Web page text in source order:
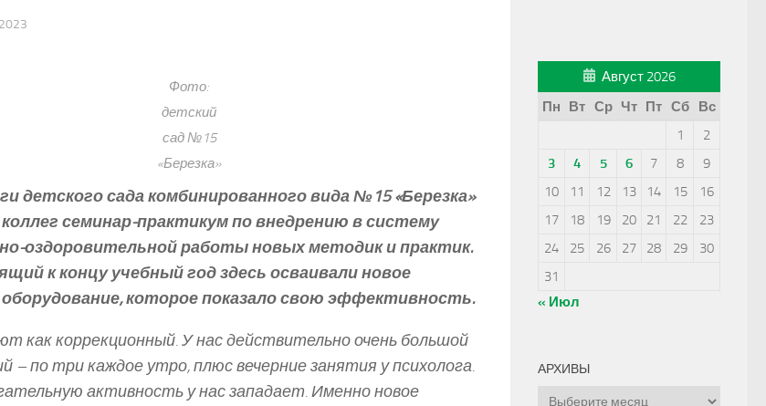
Фото:
детский
сад №15
«Березка»
детского сада комбинированного вида №15 «Березка»
семинар­-практикум по внедрению в систему
­оздоровительной работы новых методик и практик.
к концу учебный год здесь осваивали новое
которое показало свою эффективность.
как коррекционный. У нас действительно очень большой
– по три каждое утро, плюс вечерние занятия у психолога.
активность у нас западает. Именно новое
Август 2026
Пн
Вт Ср Чт Пт Сб
Вс
1
2
3
4 5 6 7 8
9
10
11 12 13 14 15
16
17
18 19 20 21 22
23
24
25 26 27 28 29
30
31
« Июл
АРХИВЫ
Архивы